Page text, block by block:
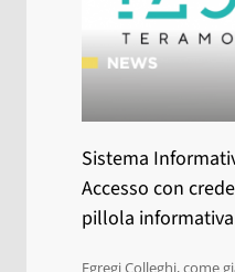
Sistema
Accesso con
pillola informativa
Egregi Colleghi, come